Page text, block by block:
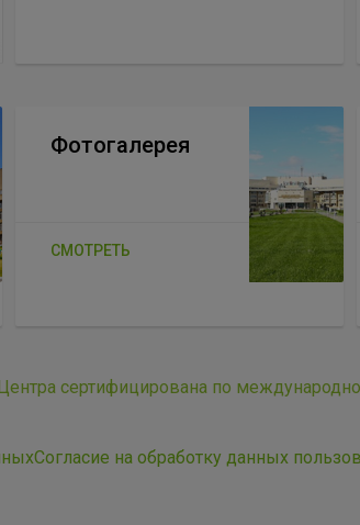
Фотогалерея
СМОТРЕТЬ
сертифицирована по
Согласие на обработку данных